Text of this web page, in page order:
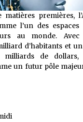
5 ans ago
Le bouc de l’Au-delà
5 ans ago
matières premières,
l’un des
au monde.
d’habitants et
milliards de
un futur pôle